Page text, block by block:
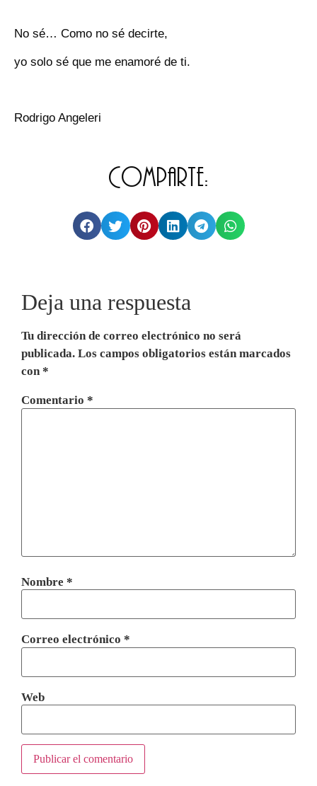
No sé… Como no sé decirte,
yo solo sé que me enamoré de ti.
Rodrigo Angeleri
Comparte:
Deja una respuesta
Tu dirección de correo electrónico no será
publicada. Los campos obligatorios están marcados
con*
Comentario *
Nombre *
Correo electrónico *
Web